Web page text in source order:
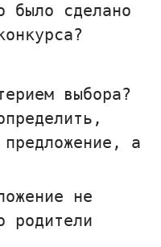
было сделано
выбора?
а
не
родители